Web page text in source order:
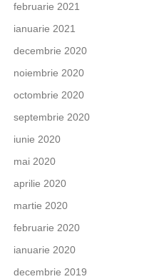
februarie 2021
ianuarie 2021
decembrie 2020
noiembrie 2020
octombrie 2020
septembrie 2020
iunie 2020
mai 2020
aprilie 2020
martie 2020
februarie 2020
ianuarie 2020
decembrie 2019